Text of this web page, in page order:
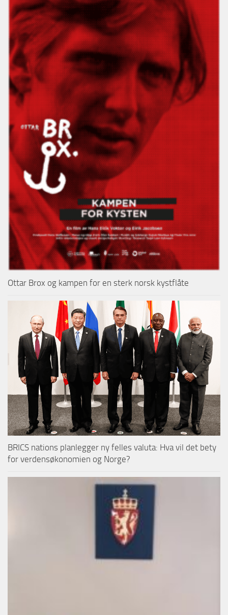
Ottar Brox og kampen for en sterk norsk kystflåte
BRICS nations planlegger ny felles valuta: Hva vil det bety
for verdensøkonomien og Norge?